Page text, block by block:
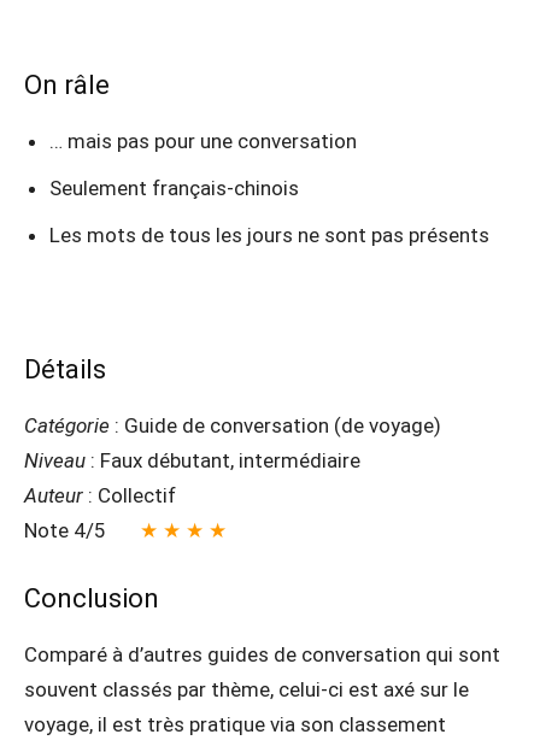
On râle
… mais pas pour une conversation
Seulement français-chinois
Les mots de tous les jours ne sont pas présents
Détails
Catégorie : Guide de conversation (de voyage)
Niveau : Faux débutant, intermédiaire
Auteur : Collectif
Note 4/5 ★ ★ ★ ★
Conclusion
Comparé à d’autres guides de conversation qui sont
souvent classés par thème, celui-ci est axé sur le
voyage, il est très pratique via son classement